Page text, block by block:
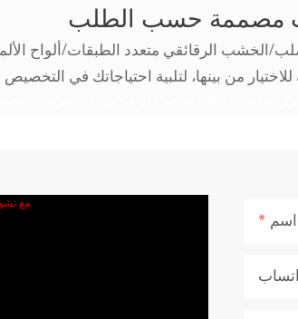
مصممة حسب الطلب
الخشب الرقائقي متعدد الطبقات/ألواح
اسم